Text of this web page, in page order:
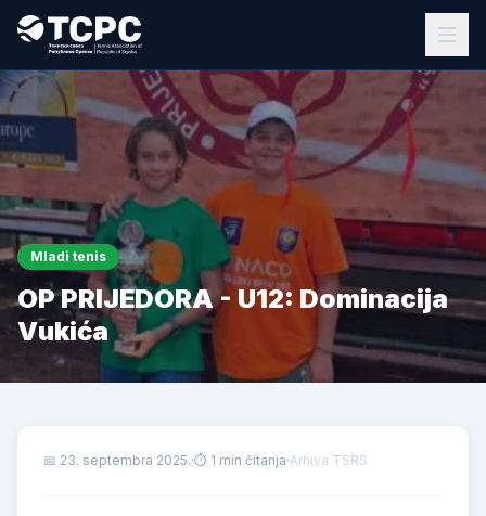
Mladi tenis
OP PRIJEDORA - U12: Dominacija
Vukića
📅 23. septembra 2025.·⏱ 1 min čitanja·Arhiva TSRS